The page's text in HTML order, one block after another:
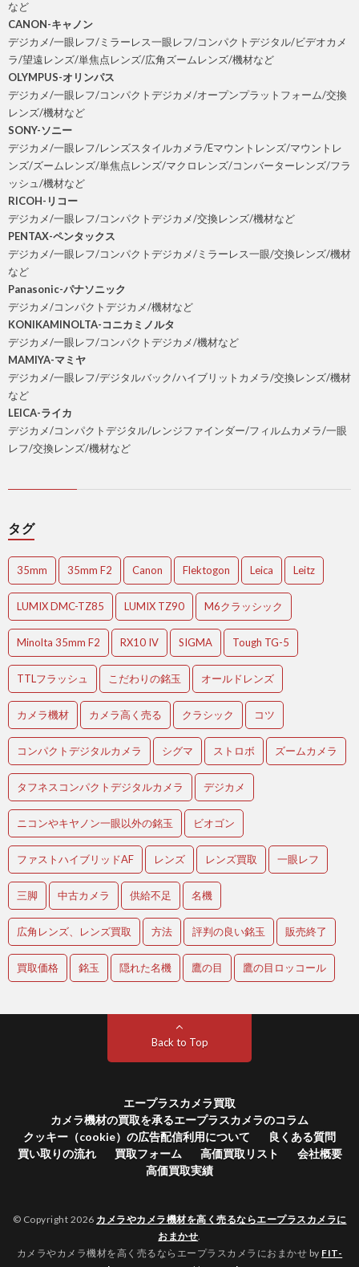
など
CANON-キャノン
デジカメ/一眼レフ/ミラーレス一眼レフ/コンパクトデジタル/ビデオカメ
ラ/望遠レンズ/単焦点レンズ/広角ズームレンズ/機材など
OLYMPUS-オリンパス
デジカメ/一眼レフ/コンパクトデジカメ/オープンプラットフォーム/交換
レンズ/機材など
SONY-ソニー
デジカメ/一眼レフ/レンズスタイルカメラ/Eマウントレンズ/マウントレ
ンズ/ズームレンズ/単焦点レンズ/マクロレンズ/コンバーターレンズ/フラ
ッシュ/機材など
RICOH-リコー
デジカメ/一眼レフ/コンパクトデジカメ/交換レンズ/機材など
PENTAX-ペンタックス
デジカメ/一眼レフ/コンパクトデジカメ/ミラーレス一眼/交換レンズ/機材
など
Panasonic-パナソニック
デジカメ/コンパクトデジカメ/機材など
KONIKAMINOLTA-コニカミノルタ
デジカメ/一眼レフ/コンパクトデジカメ/機材など
MAMIYA-マミヤ
デジカメ/一眼レフ/デジタルバック/ハイブリットカメラ/交換レンズ/機材
など
LEICA-ライカ
デジカメ/コンパクトデジタル/レンジファインダー/フィルムカメラ/一眼
レフ/交換レンズ/機材など
タグ
35mm 35mm F2 Canon Flektogon Leica Leitz
LUMIX DMC-TZ85 LUMIX TZ90 M6クラッシック
Minolta 35mm F2 RX10 IV SIGMA Tough TG-5
TTLフラッシュ こだわりの銘玉 オールドレンズ
カメラ機材 カメラ高く売る クラシック コツ
コンパクトデジタルカメラ シグマ ストロボ ズームカメラ
タフネスコンパクトデジタルカメラ デジカメ
ニコンやキヤノン一眼以外の銘玉 ビオゴン
ファストハイブリッドAF レンズ レンズ買取 一眼レフ
三脚 中古カメラ 供給不足 名機
広角レンズ、レンズ買取 方法 評判の良い銘玉 販売終了
買取価格 銘玉 隠れた名機 鷹の目 鷹の目ロッコール
Back to Top
エープラスカメラ買取
カメラ機材の買取を承るエープラスカメラのコラム
クッキー（cookie）の広告配信利用について
良くある質問
買い取りの流れ
買取フォーム 高価買取リスト
会社概要
高価買取実績
© Copyright 2026 カメラやカメラ機材を高く売るならエープラスカメラに
おまかせ
カメラやカメラ機材を高く売るならエープラスカメラにおまかせ by FIT-